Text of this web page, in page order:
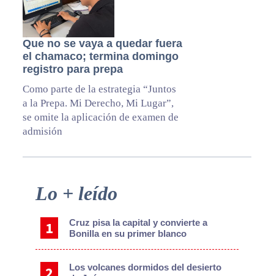
Que no se vaya a quedar fuera
el chamaco; termina domingo
registro para prepa
Como parte de la estrategia “Juntos
a la Prepa. Mi Derecho, Mi Lugar”,
se omite la aplicación de examen de
admisión
Primary
Lo + leído
Cruz pisa la capital y convierte a
Bonilla en su primer blanco
Los volcanes dormidos del desierto